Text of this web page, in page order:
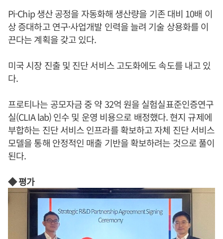
Pi-Chip 생산 공정을 자동화해 생산량을 기존 대비 10배 이
상 증대하고 연구·사업개발 인력을 늘려 기술 상용화를 이
끈다는 계획을 갖고 있다.
미국 시장 진출 및 진단 서비스 고도화에도 속도를 내고 있
다.
프로티나는 공모자금 중 약 32억 원을 실험실표준인증연구
실(CLIA lab) 인수 및 운영 비용으로 배정했다. 현지 규제에
부합하는 진단 서비스 인프라를 확보하고 자체 진단 서비스
모델을 통해 안정적인 매출 기반을 확보하려는 것으로 풀이
된다.
◆ 평가